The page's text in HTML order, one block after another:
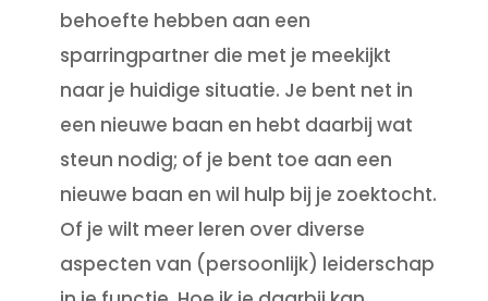
behoefte hebben aan een
sparringpartner die met je meekijkt
naar je huidige situatie. Je bent net in
een nieuwe baan en hebt daarbij wat
steun nodig; of je bent toe aan een
nieuwe baan en wil hulp bij je zoektocht.
Of je wilt meer leren over diverse
aspecten van (persoonlijk) leiderschap